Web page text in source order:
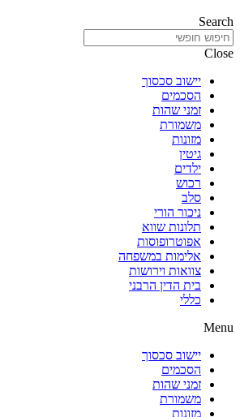
Search
Close
יישוב סכסוך
הסכמים
זמני שהות
משמורת
מזונות
גיטין
ילדים
רכוש
סלב
ניכור הורי
תלונות שווא
אפוטרופוסות
אלימות במשפחה
צוואות וירושות
בית הדין הרבני
כללי
Menu
יישוב סכסוך
הסכמים
זמני שהות
משמורת
מזונות